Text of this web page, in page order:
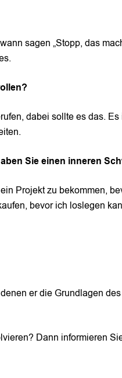
sagen „Stopp, das
dabei sollte es das. Es
Sie einen inneren
Projekt zu bekommen,
bevor ich loslegen
er die Grundlagen
Dann informieren